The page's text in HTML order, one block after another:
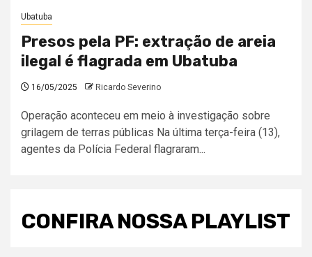
Ubatuba
Presos pela PF: extração de areia
ilegal é flagrada em Ubatuba
16/05/2025 Ricardo Severino
Operação aconteceu em meio à investigação sobre
grilagem de terras públicas Na última terça-feira (13),
agentes da Polícia Federal flagraram...
CONFIRA NOSSA PLAYLIST